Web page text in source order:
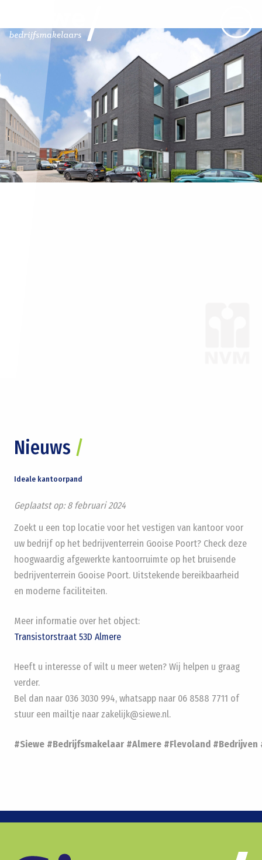
Nieuws /
Ideale kantoorpand
Geplaatst op:8 februari 2024
Zoekt u een top locatie voor het vestigen van kantoor voor
uw bedrijf op het bedrijventerrein Gooise Poort? Check deze
hoogwaardig afgewerkte kantoorruimte op het bruisende
bedrijventerrein Gooise Poort. Uitstekende bereikbaarheid
en moderne faciliteiten.
Meer informatie over het object:
Transistorstraat 53D Almere
Heeft u interesse of wilt u meer weten? Wij helpen u graag
verder.
Bel dan naar 036 3030 994, whatsapp naar 06 8588 7711 of
stuur een mailtje naar zakelijk@siewe.nl.
#Siewe #Bedrijfsmakelaar #Almere #Flevoland #Bedrijven